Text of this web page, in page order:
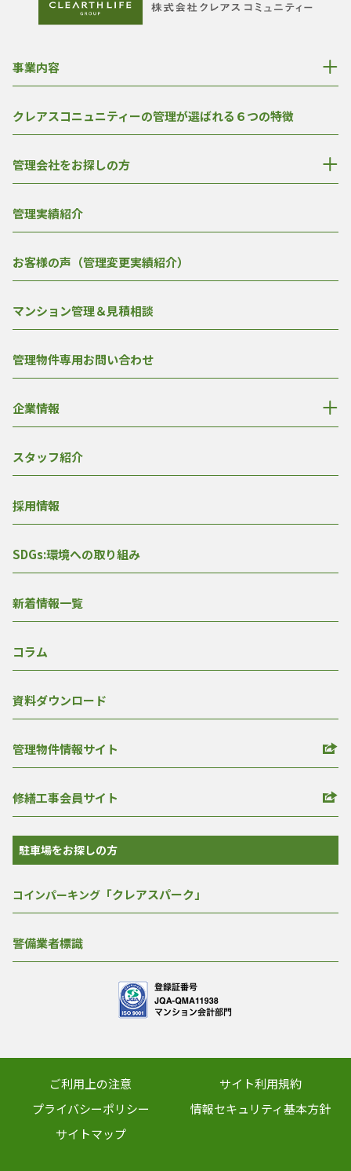
事業内容
クレアスコニュニティーの管理が選ばれる６つの特徴
管理会社をお探しの方
管理実績紹介
お客様の声（管理変更実績紹介）
マンション管理＆見積相談
管理物件専用お問い合わせ
企業情報
スタッフ紹介
採用情報
SDGs:環境への取り組み
新着情報一覧
コラム
資料ダウンロード
管理物件情報サイト
修繕工事会員サイト
駐車場をお探しの方
コインパーキング 「クレアスパーク」
警備業者標識
ご利用上の注意
サイト利用規約
プライバシーポリシー
情報セキュリティ基本方針
サイトマップ